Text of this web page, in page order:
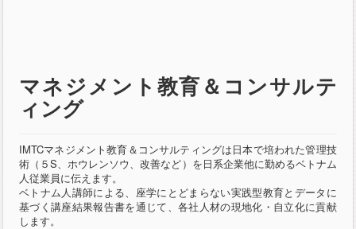
マネジメント教育＆コンサルテ
ィング
IMTCマネジメント教育＆ コンサルティングは日本で培われた管理技
術（５S、ホウレンソウ、改善など） を日系企業他に勤めるベトナム
人従業員に伝えます。
ベトナム人講師による、 座学にとどまらない実践型教育とデータに
基づく講座結果報告書を通じて、各社人材の現地化・自立化に貢献
します。